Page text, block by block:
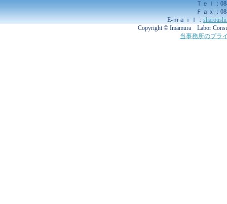
Ｔｅｌ：
Ｆａｘ：
E-ｍａｉｌ：
Copyright © Imamura Labor
当事務所のプラ